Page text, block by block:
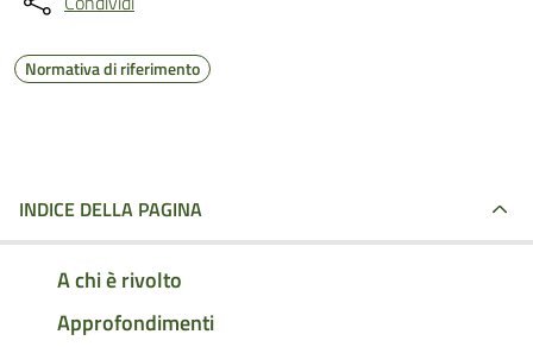
Normativa di riferimento
INDICE DELLA PAGINA
A chi è rivolto
Approfondimenti